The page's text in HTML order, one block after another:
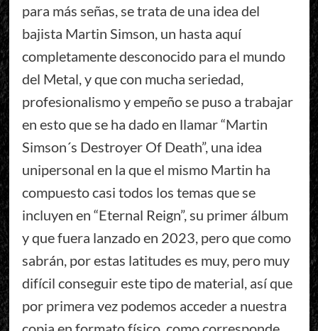
para más señas, se trata de una idea del
bajista Martin Simson, un hasta aquí
completamente desconocido para el mundo
del Metal, y que con mucha seriedad,
profesionalismo y empeño se puso a trabajar
en esto que se ha dado en llamar “Martin
Simson´s Destroyer Of Death”, una idea
unipersonal en la que el mismo Martin ha
compuesto casi todos los temas que se
incluyen en “Eternal Reign”, su primer álbum
y que fuera lanzado en 2023, pero que como
sabrán, por estas latitudes es muy, pero muy
difícil conseguir este tipo de material, así que
por primera vez podemos acceder a nuestra